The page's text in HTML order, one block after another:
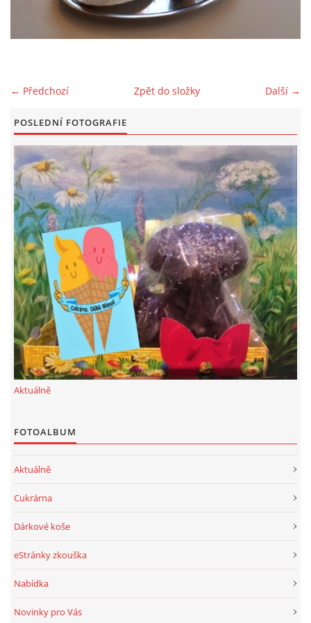
← Předchozí Další →
Zpět do složky
POSLEDNÍ FOTOGRAFIE
Aktuálně
FOTOALBUM
Aktuálně
Cukrárna
Dárkové koše
eStránky zkouška
Nabídka
Novinky pro Vás